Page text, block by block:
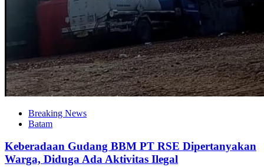
Breaking News
Batam
Keberadaan Gudang BBM PT RSE Dipertanyakan
Warga, Diduga Ada Aktivitas Ilegal